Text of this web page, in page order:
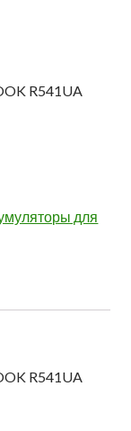
R541UA
для
R541UA